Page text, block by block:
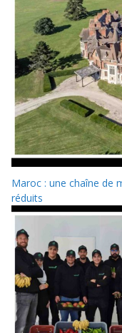
Maroc : une chaîne de
réduits